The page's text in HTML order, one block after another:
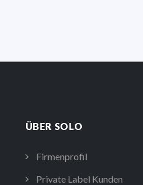
ÜBER SOLO
Firmenprofil
Private Label Kunden